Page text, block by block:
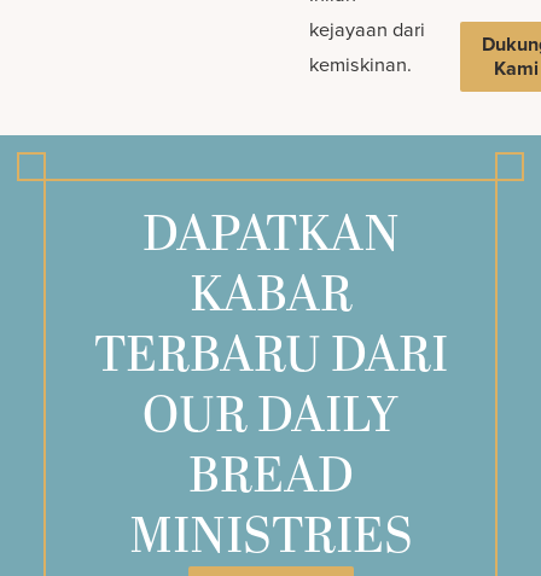
kejayaan dari
kemiskinan.
Kami
DAPATKAN
KABAR
TERBARU DARI
OUR DAILY
BREAD
MINISTRIES